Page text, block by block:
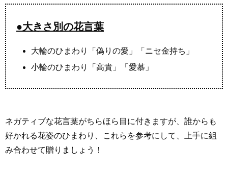
●大きさ別の花言葉
大輪のひまわり「偽りの愛」「ニセ金持ち」
小輪のひまわり「高貴」「愛慕」
ネガティブな花言葉がちらほら目に付きますが、誰からも
好かれる花姿のひまわり、これらを参考にして、上手に組
み合わせて贈りましょう！